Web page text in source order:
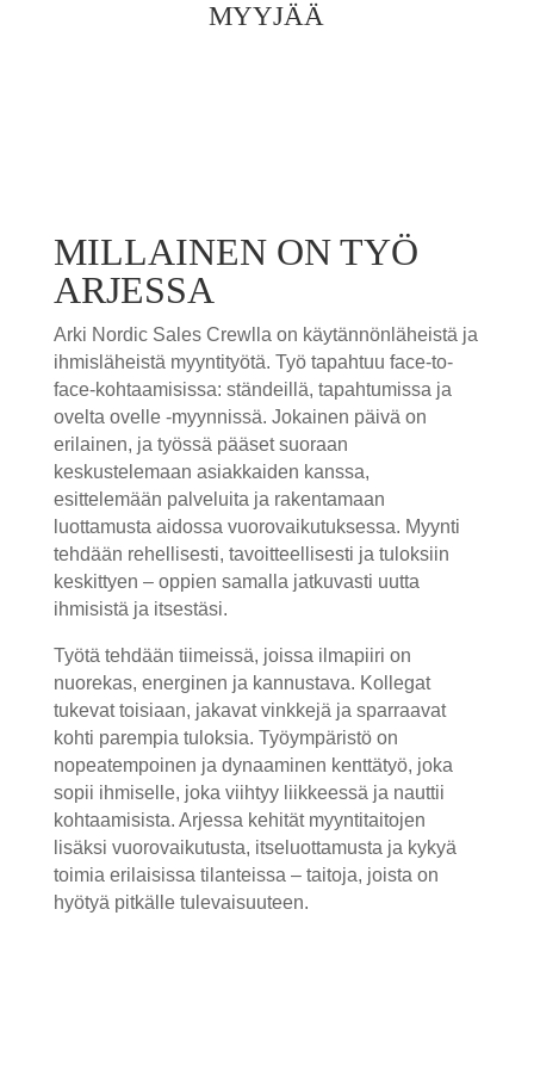
MYYJÄÄ
MILLAINEN ON TYÖ
ARJESSA
Arki Nordic Sales Crewlla on käytännönläheistä ja
ihmisläheistä myyntityötä. Työ tapahtuu face-to-
face-kohtaamisissa: ständeillä, tapahtumissa ja
ovelta ovelle -myynnissä. Jokainen päivä on
erilainen, ja työssä pääset suoraan
keskustelemaan asiakkaiden kanssa,
esittelemään palveluita ja rakentamaan
luottamusta aidossa vuorovaikutuksessa. Myynti
tehdään rehellisesti, tavoitteellisesti ja tuloksiin
keskittyen – oppien samalla jatkuvasti uutta
ihmisistä ja itsestäsi.
Työtä tehdään tiimeissä, joissa ilmapiiri on
nuorekas, energinen ja kannustava. Kollegat
tukevat toisiaan, jakavat vinkkejä ja sparraavat
kohti parempia tuloksia. Työympäristö on
nopeatempoinen ja dynaaminen kenttätyö, joka
sopii ihmiselle, joka viihtyy liikkeessä ja nauttii
kohtaamisista. Arjessa kehität myyntitaitojen
lisäksi vuorovaikutusta, itseluottamusta ja kykyä
toimia erilaisissa tilanteissa – taitoja, joista on
hyötyä pitkälle tulevaisuuteen.